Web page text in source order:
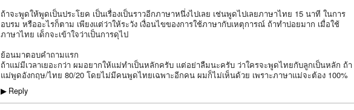
ถ้าจะพูดให้พูดเป็นประโยค เป็นเรื่องเป็นราวอีกภาษาหนึ่งไปเลย เช่นพูดไปเลยภาษาไทย 15 นาที ในการ
อบรม หรืออะไรก็ตาม เพียงแต่ว่าให้ระวัง เงื่อนไขของการใช้ภาษากับเหตุการณ์ ถ้าทำบ่อยมาก เมื่อใช้
ภาษาไทย เด็กจะเข้าใจว่าเป็นการดุไป
ย้อนมาตอบคำถามแรก
ถ้าแม่มีเวลาเยอะกว่า ผมอยากให้แม่ทำเป็นหลักครับ แต่อย่าลืมนะครับ ว่าใครจะพูดไทยกับลูกเป็นหลัก ถ้า
แม่พูดอังกฤษ/ไทย 80/20 โดยไม่มีคนพูดไทยเฉพาะอีกคน ผมก็ไม่เห็นด้วย เพราะภาษาแม่จะต้อง 100%
▶Reply